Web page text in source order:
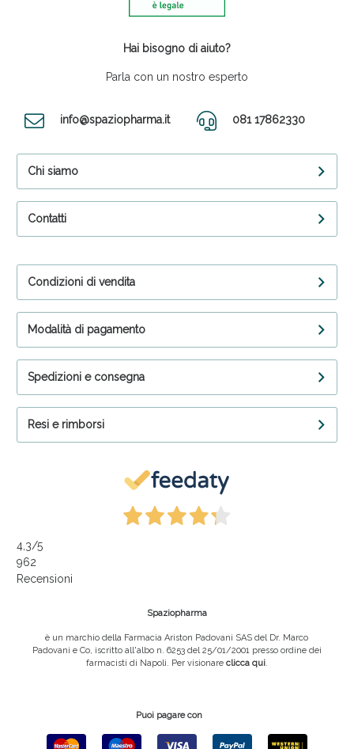
Hai bisogno di aiuto?
Parla con un nostro esperto
info@spaziopharma.it 081 17862330
Chi siamo
Contatti
Condizioni di vendita
Modalità di pagamento
Spedizioni e consegna
Resi e rimborsi
4,3/5
962
Recensioni
Spaziopharma
è un marchio della Farmacia Ariston Padovani SAS del Dr. Marco
Padovani e Co, iscritto all'albo n. 6253 del 25/01/2001 presso ordine dei
farmacisti di Napoli. Per visionare clicca qui.
Puoi pagare con